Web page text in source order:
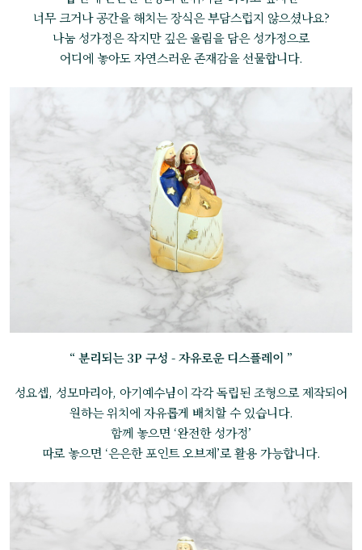
너무 크거나 공간을 해치는 장식은 부담스럽지 않으셨나요?
나눔 성가정은 작지만 깊은 울림을 담은 성가정으로
어디에 놓아도 자연스러운 존재감을 선물합니다.
“ 분리되는 3P 구성 - 자유로운 디스플레이 ”
성요셉, 성모마리아, 아기예수님이 각각 독립된 조형으로 제작되어
원하는 위치에 자유롭게 배치할 수 있습니다.
함께 놓으면 ‘완전한 성가정’
따로 놓으면 ‘은은한 포인트 오브제’로 활용 가능합니다.